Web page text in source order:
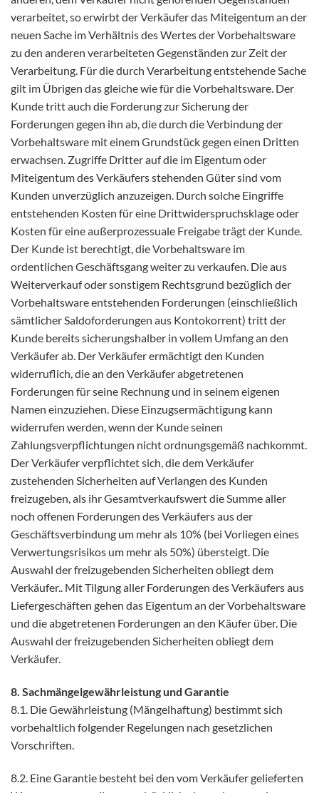
verarbeitet, so erwirbt der Verkäufer das Miteigentum an der
neuen Sache im Verhältnis des Wertes der Vorbehaltsware
zu den anderen verarbeiteten Gegenständen zur Zeit der
Verarbeitung. Für die durch Verarbeitung entstehende Sache
gilt im Übrigen das gleiche wie für die Vorbehaltsware. Der
Kunde tritt auch die Forderung zur Sicherung der
Forderungen gegen ihn ab, die durch die Verbindung der
Vorbehaltsware mit einem Grundstück gegen einen Dritten
erwachsen. Zugriffe Dritter auf die im Eigentum oder
Miteigentum des Verkäufers stehenden Güter sind vom
Kunden unverzüglich anzuzeigen. Durch solche Eingriffe
entstehenden Kosten für eine Drittwiderspruchsklage oder
Kosten für eine außerprozessuale Freigabe trägt der Kunde.
Der Kunde ist berechtigt, die Vorbehaltsware im
ordentlichen Geschäftsgang weiter zu verkaufen. Die aus
Weiterverkauf oder sonstigem Rechtsgrund bezüglich der
Vorbehaltsware entstehenden Forderungen (einschließlich
sämtlicher Saldoforderungen aus Kontokorrent) tritt der
Kunde bereits sicherungshalber in vollem Umfang an den
Verkäufer ab. Der Verkäufer ermächtigt den Kunden
widerruflich, die an den Verkäufer abgetretenen
Forderungen für seine Rechnung und in seinem eigenen
Namen einzuziehen. Diese Einzugsermächtigung kann
widerrufen werden, wenn der Kunde seinen
Zahlungsverpflichtungen nicht ordnungsgemäß nachkommt.
Der Verkäufer verpflichtet sich, die dem Verkäufer
zustehenden Sicherheiten auf Verlangen des Kunden
freizugeben, als ihr Gesamtverkaufswert die Summe aller
noch offenen Forderungen des Verkäufers aus der
Geschäftsverbindung um mehr als 10% (bei Vorliegen eines
Verwertungsrisikos um mehr als 50%) übersteigt. Die
Auswahl der freizugebenden Sicherheiten obliegt dem
Verkäufer.. Mit Tilgung aller Forderungen des Verkäufers aus
Liefergeschäften gehen das Eigentum an der Vorbehaltsware
und die abgetretenen Forderungen an den Käufer über. Die
Auswahl der freizugebenden Sicherheiten obliegt dem
Verkäufer.
8. Sachmängelgewährleistung und Garantie
8.1. Die Gewährleistung (Mängelhaftung) bestimmt sich
vorbehaltlich folgender Regelungen nach gesetzlichen
Vorschriften.
8.2. Eine Garantie besteht bei den vom Verkäufer gelieferten